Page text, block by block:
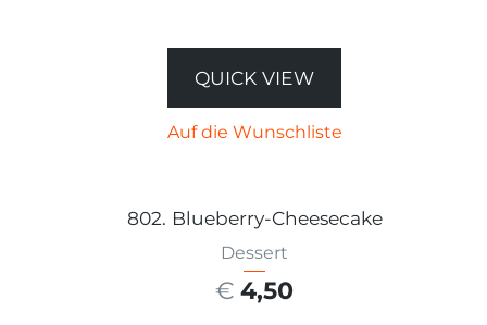
QUICK VIEW
Auf die Wunschliste
802. Blueberry-Cheesecake
Dessert
€ 4,50